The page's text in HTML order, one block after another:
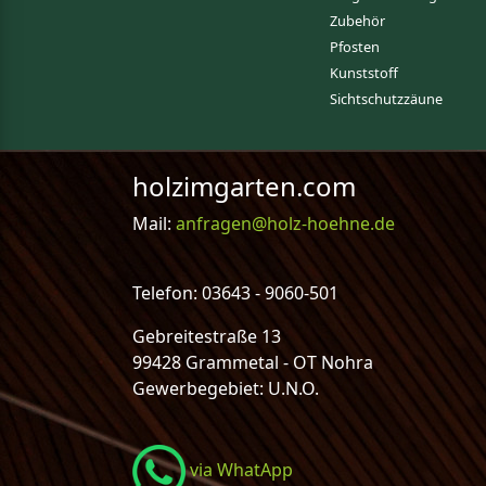
Zubehör
Pfosten
Kunststoff
Sichtschutzzäune
holzimgarten.com
Mail: anfragen@holz-hoehne.de
Telefon: 03643 - 9060-501
Gebreitestraße 13
99428 Grammetal - OT Nohra
Gewerbegebiet: U.N.O.
via WhatApp